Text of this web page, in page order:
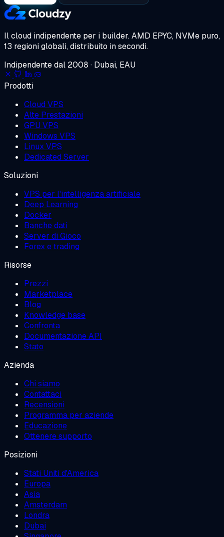
Il cloud indipendente per i builder.AMD EPYC, NVMe puro,
13 regioni globali, distribuito in secondi.
Indipendente dal 2008 · Dubai, EAU
Prodotti
Cloud VPS
Alte Prestazioni
GPU VPS
Windows VPS
Linux VPS
Dedicated Server
Soluzioni
VPS per l'intelligenza artificiale
Deep Learning
Docker
Banche dati
Server di Gioco
Forex e trading
Risorse
Prezzi
Marketplace
Blog
Knowledge base
Confronta
Documentazione API
Stato
Azienda
Chi siamo
Contattaci
Recensioni
Programma per aziende
Educazione
Ottenere supporto
Posizioni
Stati Uniti d'America
Europa
Asia
Amsterdam
Londra
Dubai